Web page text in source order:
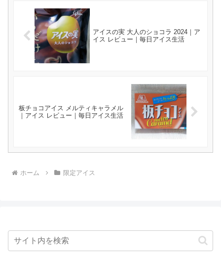
アイスの実 大人のショコラ 2024｜ア
イス レビュー｜毎日アイス生活
板チョコアイス メルティキャラメル
｜アイス レビュー｜毎日アイス生活
ホーム 限定アイス